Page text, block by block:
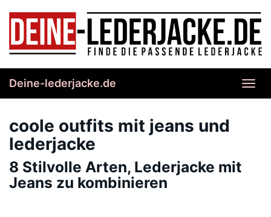
content
Deine-lederjacke.de
coole outfits mit jeans und
lederjacke
8 Stilvolle Arten, Lederjacke mit
Jeans zu kombinieren